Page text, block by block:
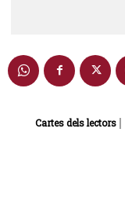
Cartes dels lectors |